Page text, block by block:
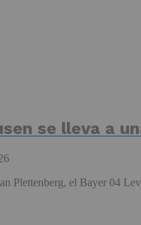
se lleva a
Plettenberg, el Bayer 04